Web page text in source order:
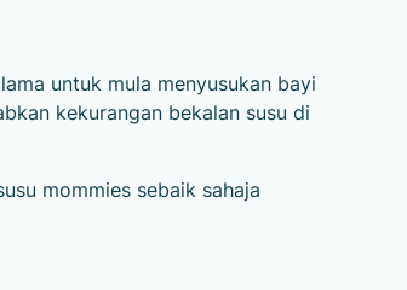
untuk mula menyusukan bayi
kekurangan bekalan susu di
mommies sebaik sahaja